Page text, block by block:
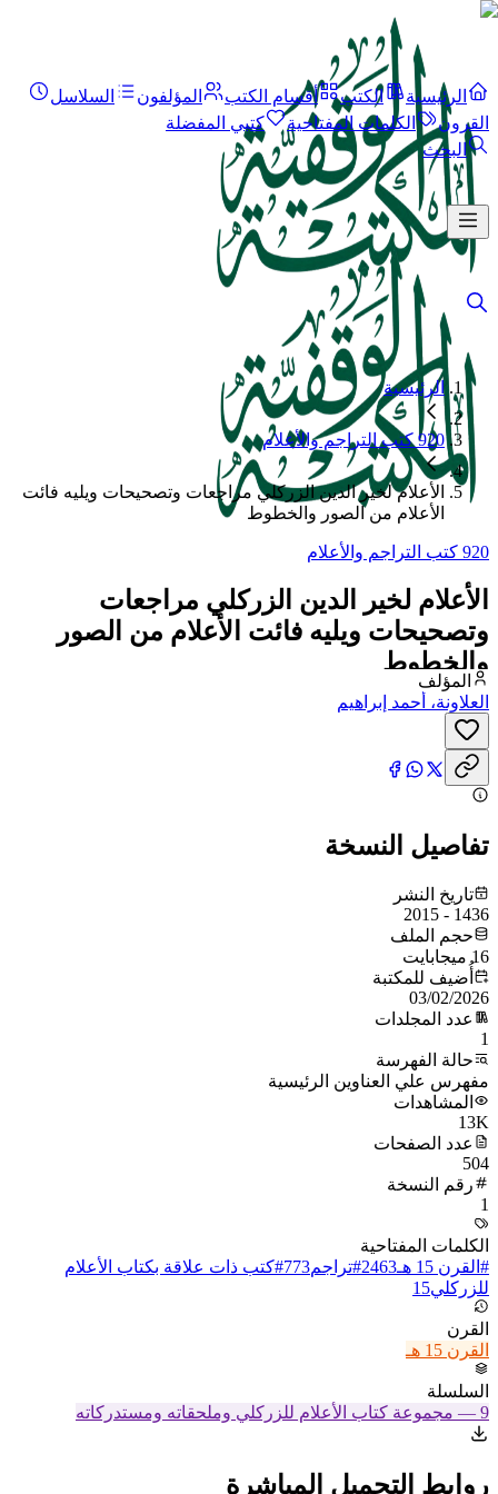
الرئيسية الكتب أقسام الكتب المؤلفون
السلاسل
القرون
الكلمات المفتاحية
كتبي المفضلة
البحث
الرئيسية
920 كتب التراجم والأعلام
الأعلام لخير الدين الزركلي مراجعات وتصحيحات ويليه فائت
الأعلام من الصور والخطوط
920 كتب التراجم والأعلام
الأعلام لخير الدين الزركلي مراجعات
وتصحيحات ويليه فائت الأعلام من الصور
والخطوط
المؤلف
العلاونة، أحمد إبراهيم
تفاصيل النسخة
تاريخ النشر
1436 - 2015
حجم الملف
16 ميجابايت
أُضيف للمكتبة
03/02/2026
عدد المجلدات
1
حالة الفهرسة
مفهرس علي العناوين الرئيسية
المشاهدات
13K
عدد الصفحات
504
رقم النسخة
1
الكلمات المفتاحية
# القرن 15 هـ 2463
#تراجم773
#كتب ذات علاقة بكتاب الأعلام
للزركلي15
القرن
القرن 15 هـ
السلسلة
9
— مجموعة كتاب الأعلام للزركلي وملحقاته ومستدركاته
روابط التحميل المباشرة